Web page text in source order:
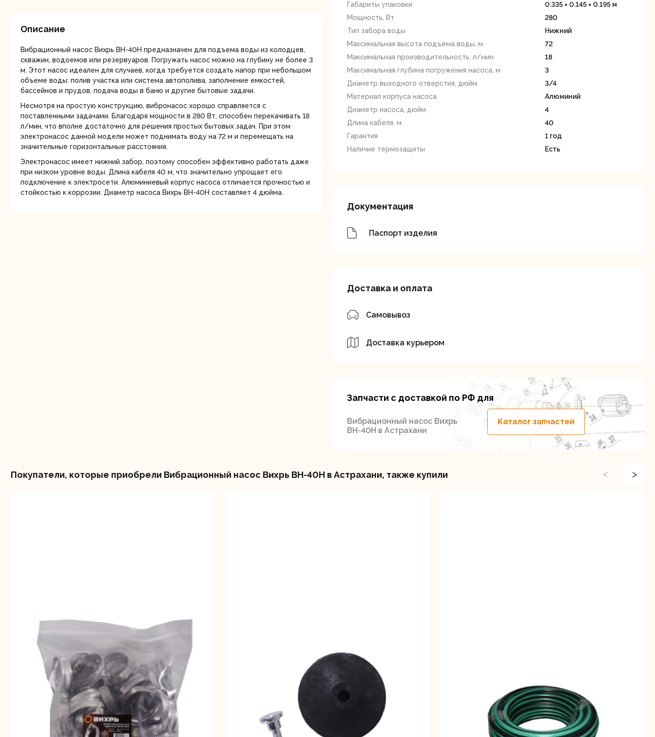
Свернуть
Рубанки
Степлеры
электрические
Термопистолеты
Торцовочные
Точильные станки
шлифовальные
машины
плиткорезы
СВЕРНУТЬ
Описание
Вибрационный насос Вихрь ВН-40Н предназначен для подъема воды из колодцев,
скважин, водоемов или резервуаров. Погружать насос можно на глубину не более 3
м. Этот насос идеален для случаев, когда требуется создать напор при небольшом
объеме воды: полив участка или система автополива, заполнение емкостей,
бассейнов и прудов, подача воды в баню и другие бытовые задачи.
Несмотря на простую конструкцию, вибронасос хорошо справляется с
поставленными задачами. Благодаря мощности в 280 Вт, способен перекачивать 18
л/мин, что вполне достаточно для решения простых бытовых задач. При этом
электронасос данной модели может поднимать воду на 72 м и перемещать на
значительные горизонтальные расстояния.
Электронасос имеет нижний забор, поэтому способен эффективно работать даже
при низком уровне воды. Длина кабеля 40 м, что значительно упрощает его
подключение к электросети. Алюминиевый корпус насоса отличается прочностью и
стойкостью к коррозии. Диаметр насоса Вихрь ВН-40Н составляет 4 дюйма.
Габариты упаковки
0.335 × 0.145 × 0.195 м
Мощность, Вт
280
Тип забора воды
Нижний
Максимальная высота подъема воды, м
72
Максимальная производительность, л/мин
18
Максимальная глубина погружения насоса, м
3
Диаметр выходного отверстия, дюйм
3/4
Материал корпуса насоса
Алюминий
Диаметр насоса, дюйм
4
Длина кабеля, м
40
Гарантия
1 год
Наличие термозащиты
Есть
Документация
Паспорт изделия
Доставка и оплата
Самовывоз
Доставка курьером
Запчасти с доставкой по РФ для
Вибрационный насос Вихрь
ВН-40Н в Астрахани
Каталог запчастей
Покупатели, которые приобрели Вибрационный насос Вихрь ВН-40Н в Астрахани, также купили < >